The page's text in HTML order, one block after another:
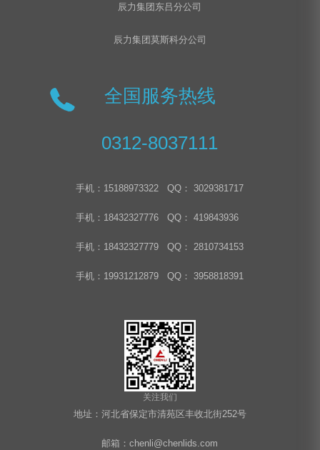
辰力集团东吕分公司
辰力集团莫斯科分公司
全国服务热线
0312-8037111
手机：15188973322 QQ： 3029381717
手机：18432327776 QQ： 419843936
手机：18432327779 QQ： 2810734153
手机：19931212879 QQ： 3958818391
关注我们
地址：河北省保定市清苑区丰收北街252号
邮箱：chenli@chenlids.com